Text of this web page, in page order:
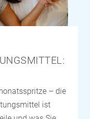
– die
ist